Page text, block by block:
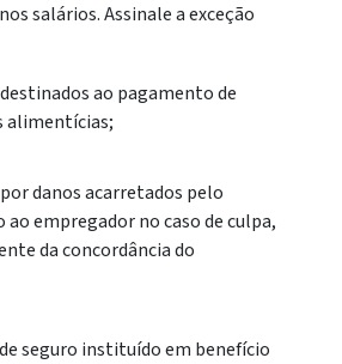
salários. Assinale a exceção
ao pagamento de
alimentícias;
danos acarretados pelo
ao empregador no caso de culpa,
da concordância do
seguro instituído em benefício